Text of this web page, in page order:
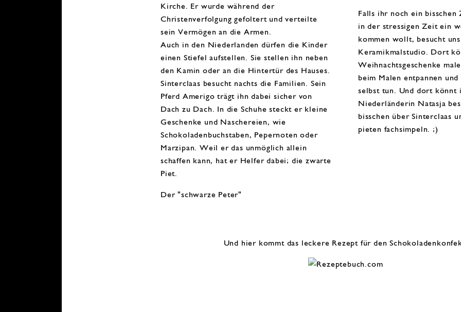
Kirche. Er wurde während der
Christenverfolgung gefoltert und verteilte
sein Vermögen an die Armen.
Auch in den Niederlanden dürfen die Kinder
einen Stiefel aufstellen. Sie stellen ihn neben
den Kamin oder an die Hintertür des Hauses.
Sinterclaas besucht nachts die Familien. Sein
Pferd Amerigo trägt ihn dabei sicher von
Dach zu Dach. In die Schuhe steckt er kleine
Geschenke und Naschereien, wie
Schokoladenbuchstaben, Pepernoten oder
Marzipan. Weil er das unmöglich allein
schaffen kann, hat er Helfer dabei; die zwarte
Piet.
Der "schwarze Peter"
Falls ihr noch ein bisschen
in der stressigen Zeit ein
kommen wollt, besucht uns
Keramikmalstudio. Dort
Weihnachtsgeschenke
beim Malen entpannen und
selbst tun. Und dort könnt
Niederländerin Natasja
bisschen über Sinterclaas
pieten fachsimpeln. ;)
Und hier kommt das leckere Rezept für den